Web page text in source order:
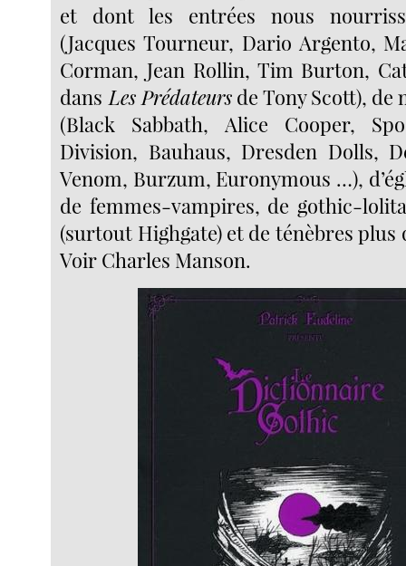
et dont les entrées nous
(Jacques Tourneur, Dario Argento,
Corman, Jean Rollin, Tim Burton,
dans Les Prédateursde Tony Scott), de
(Black Sabbath, Alice Cooper,
Division, Bauhaus, Dresden Dolls,
Venom, Burzum, Euronymous …),
de femmes-vampires, de gothic-
(surtout Highgate) et de ténèbres plus
Voir Charles Manson.